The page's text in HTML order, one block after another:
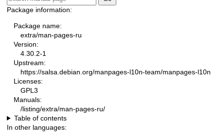
Package information:
Package name:
extra/man-pages-ru
Version:
4.30.2-1
Upstream:
https://salsa.debian.org/manpages-l10n-team/manpages-l10n
Licenses:
GPL3
Manuals:
/listing/extra/man-pages-ru/
Table of contents
In other languages: